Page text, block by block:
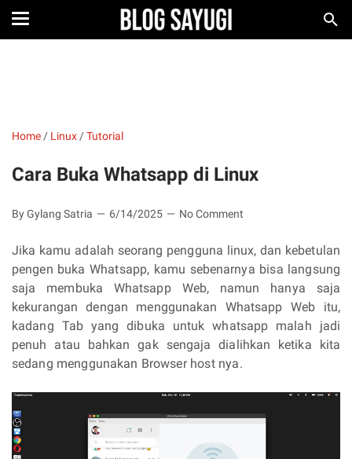
Home / Linux /Tutorial
Cara Buka Whatsapp di Linux
By Gylang Satria 6/14/2025 No Comment
Jika kamu adalah seorang pengguna linux, dan kebetulan
pengen buka Whatsapp, kamu sebenarnya bisa langsung
saja membuka Whatsapp Web, namun hanya saja
kekurangan dengan menggunakan Whatsapp Web itu,
kadang Tab yang dibuka untuk whatsapp malah jadi
penuh atau bahkan gak sengaja dialihkan ketika kita
sedang menggunakan Browser host nya.